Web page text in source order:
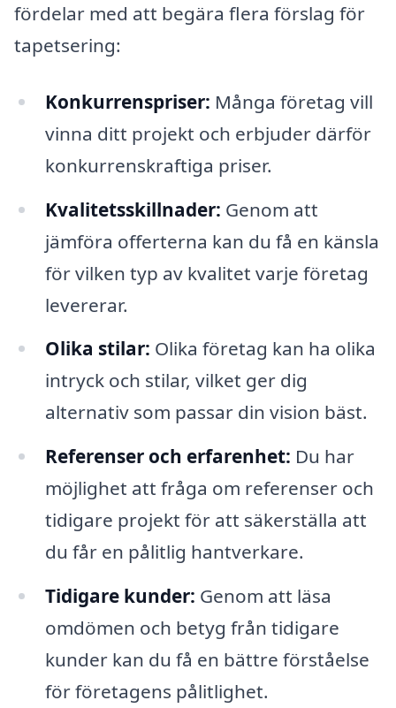
fördelar med att begära flera förslag för
tapetsering:
Konkurrenspriser: Många företag vill
vinna ditt projekt och erbjuder därför
konkurrenskraftiga priser.
Kvalitetsskillnader: Genom att
jämföra offerterna kan du få en känsla
för vilken typ av kvalitet varje företag
levererar.
Olika stilar: Olika företag kan ha olika
intryck och stilar, vilket ger dig
alternativ som passar din vision bäst.
Referenser och erfarenhet: Du har
möjlighet att fråga om referenser och
tidigare projekt för att säkerställa att
du får en pålitlig hantverkare.
Tidigare kunder: Genom att läsa
omdömen och betyg från tidigare
kunder kan du få en bättre förståelse
för företagens pålitlighet.